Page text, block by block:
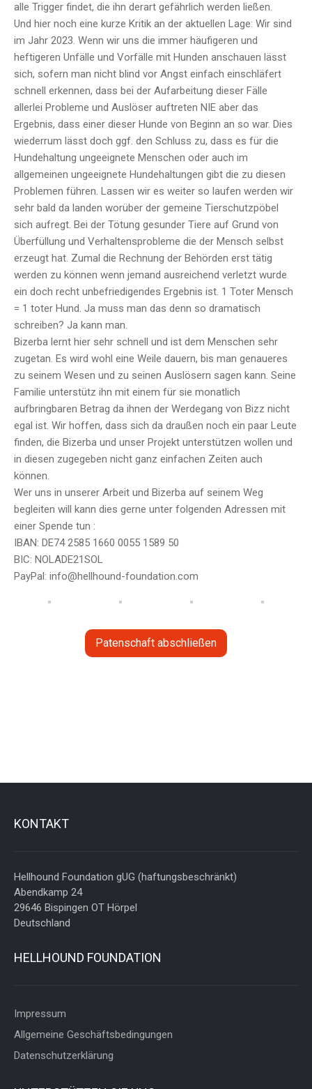
alle Trigger findet, die ihn derart gefährlich werden ließen.
Und hier noch eine kurze Kritik an der aktuellen Lage: Wir sind
im Jahr 2023. Wenn wir uns die immer häufigeren und
heftigeren Unfälle und Vorfälle mit Hunden anschauen lässt
sich, sofern man nicht blind vor Angst einfach einschläfert
schnell erkennen, dass bei der Aufarbeitung dieser Fälle
allerlei Probleme und Auslöser auftreten NIE aber das
Ergebnis, dass einer dieser Hunde von Beginn an so war. Dies
wiederrum lässt doch ggf. den Schluss zu, dass es für die
Hundehaltung ungeeignete Menschen oder auch im
allgemeinen ungeeignete Hundehaltungen gibt die zu diesen
Problemen führen. Lassen wir es weiter so laufen werden wir
sehr bald da landen worüber der gemeine Tierschutzpöbel
sich aufregt. Bei der Tötung gesunder Tiere auf Grund von
Überfüllung und Verhaltensprobleme die der Mensch selbst
erzeugt hat. Zumal die Rechnung der Behörden erst tätig
werden zu können wenn jemand ausreichend verletzt wurde
ein doch recht unbefriedigendes Ergebnis ist. 1 Toter Mensch
= 1 toter Hund. Ja muss man das denn so dramatisch
schreiben? Ja kann man.
Bizerba lernt hier sehr schnell und ist dem Menschen sehr
zugetan. Es wird wohl eine Weile dauern, bis man genaueres
zu seinem Wesen und zu seinen Auslösern sagen kann. Seine
Familie unterstütz ihn mit einem für sie monatlich
aufbringbaren Betrag da ihnen der Werdegang von Bizz nicht
egal ist. Wir hoffen, dass sich da draußen noch ein paar Leute
finden, die Bizerba und unser Projekt unterstützen wollen und
in diesen zugegeben nicht ganz einfachen Zeiten auch
können.
Wer uns in unserer Arbeit und Bizerba auf seinem Weg
begleiten will kann dies gerne unter folgenden Adressen mit
einer Spende tun :
IBAN: DE74 2585 1660 0055 1589 50
BIC: NOLADE21SOL
PayPal: info@hellhound-foundation.com
Patenschaft abschließen
KONTAKT
Hellhound Foundation gUG (haftungsbeschränkt)
Abendkamp 24
29646 Bispingen OT Hörpel
Deutschland
HELLHOUND FOUNDATION
Impressum
Allgemeine Geschäftsbedingungen
Datenschutzerklärung